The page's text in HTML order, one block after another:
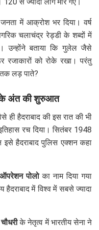
से ज्यादा लोग मारे गए।
में आक्रोश भर दिया। वर्ष
चलाचंद्र रेड्डी के शब्दों में
उन्होंने बताया कि गुलेल जैसे
रजाकारों को रोके रखा। परंतु
तक लड़ पाते?
के अंत की शुरुआत
ही हैदराबाद की इस रात की भी
रच दिया। सितंबर 1948
हैदराबाद पुलिस एक्शन कहा
ऑपरेशन पोलोका नाम दिया गया
में विश्व में सबसे ज्यादा
के नेतृत्व में भारतीय सेना ने